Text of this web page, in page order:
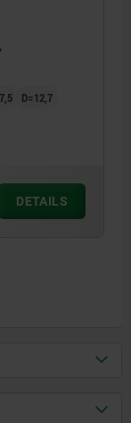
D=12,7
DETAILS